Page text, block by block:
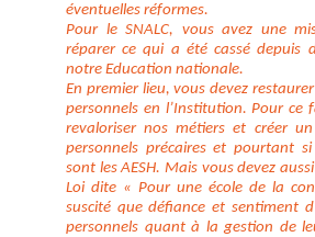
éventuelles réformes.
Pour le SNALC, vous avez une
réparer ce qui a été cassé depuis
notre Education nationale.
En premier lieu, vous devez
personnels en l’Institution. Pour ce
revaloriser nos métiers et créer
personnels précaires et pourtant
sont les AESH. Mais vous devez
Loi dite « Pour une école de la
suscité que défiance et sentiment
personnels quant à la gestion de